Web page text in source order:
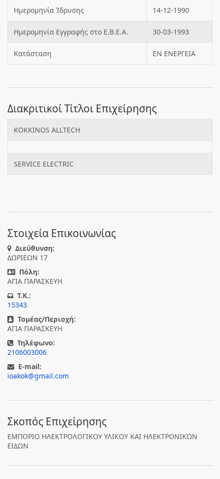
Ημερομηνία Ίδρυσης 14-12-1990
Ημερομηνία Εγγραφής στο Ε.Β.Ε.Α. 30-03-1993
Κατάσταση ΕΝ ΕΝΕΡΓΕΙΑ
Διακριτικοί Τίτλοι Επιχείρησης
KOKKINOS ALLTECH
SERVICE ELECTRIC
Στοιχεία Επικοινωνίας
Διεύθυνση:
ΔΩΡΙΕΩΝ 17
Πόλη:
ΑΓΙΑ ΠΑΡΑΣΚΕΥΗ
T.K.:
15343
Τομέας/Περιοχή:
ΑΓΙΑ ΠΑΡΑΣΚΕΥΗ
Τηλέφωνο:
2106003006
E-mail:
ioakok@gmail.com
Σκοπός Επιχείρησης
ΕΜΠΟΡΙΟ ΗΛΕΚΤΡΟΛΟΓΙΚΟΥ ΥΛΙΚΟΥ ΚΑΙ ΗΛΕΚΤΡΟΝΙΚΩΝ
ΕΙΔΩΝ